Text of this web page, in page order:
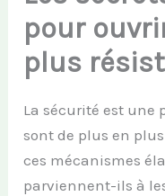
pour
plus
La sécurité est une
sont de plus en
ces mécanismes
parviennent-ils à